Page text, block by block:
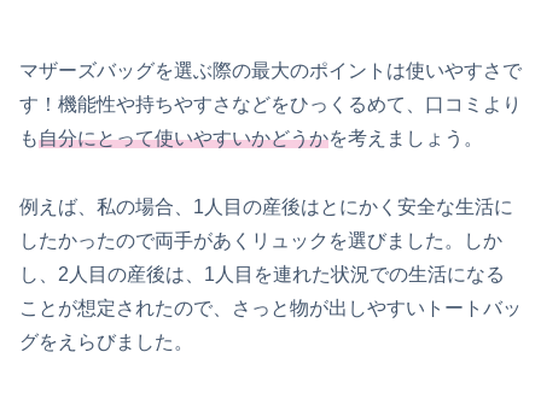
マザーズバッグを選ぶ際の最大のポイントは使いやすさで
す！機能性や持ちやすさなどをひっくるめて、口コミより
も自分にとって使いやすいかどうかを考えましょう。
例えば、私の場合、1人目の産後はとにかく安全な生活に
したかったので両手があくリュックを選びました。しか
し、2人目の産後は、1人目を連れた状況での生活になる
ことが想定されたので、さっと物が出しやすいトートバッ
グをえらびました。